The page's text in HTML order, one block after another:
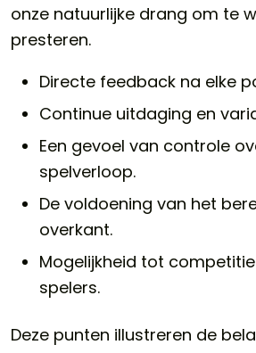
onze natuurlijke drang om te
presteren.
Directe feedback na elke
Continue uitdaging en
Een gevoel van controle
spelverloop.
De voldoening van het
overkant.
Mogelijkheid tot
spelers.
Deze punten illustreren de